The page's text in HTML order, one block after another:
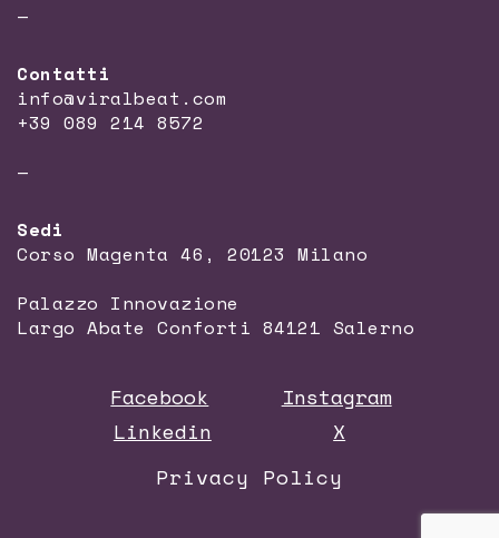
—
Contatti
info@viralbeat.com
+39 089 214 8572
—
Sedi
Corso Magenta 46, 20123 Milano
Palazzo Innovazione
Largo Abate Conforti 84121 Salerno
Facebook
Instagram
Linkedin
X
Privacy Policy